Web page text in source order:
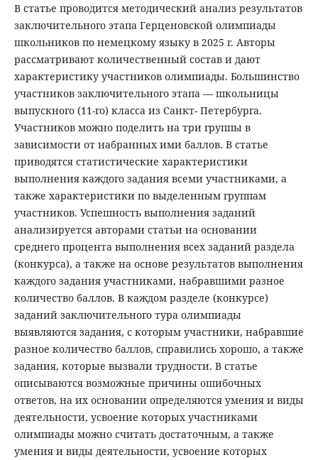
В статье проводится методический анализ результатов
заключительного этапа Герценовской олимпиады
школьников по немецкому языку в 2025 г. Авторы
рассматривают количественный состав и дают
характеристику участников олимпиады. Большинство
участников заключительного этапа — школьницы
выпускного (11-го) класса из Санкт- Петербурга.
Участников можно поделить на три группы в
зависимости от набранных ими баллов. В статье
приводятся статистические характеристики
выполнения каждого задания всеми участниками, а
также характеристики по выделенным группам
участников. Успешность выполнения заданий
анализируется авторами статьи на основании
среднего процента выполнения всех заданий раздела
(конкурса), а также на основе результатов выполнения
каждого задания участниками, набравшими разное
количество баллов. В каждом разделе (конкурсе)
заданий заключительного тура олимпиады
выявляются задания, с которым участники, набравшие
разное количество баллов, справились хорошо, а также
задания, которые вызвали трудности. В статье
описываются возможные причины ошибочных
ответов, на их основании определяются умения и виды
деятельности, усвоение которых участниками
олимпиады можно считать достаточным, а также
умения и виды деятельности, усвоение которых